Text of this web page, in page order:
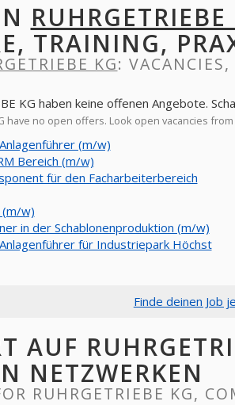
RUHRGETRIEBE
TRAINING,
KG:
KG haben keine offenen Angebote.
have no open offers. Look open vacancies
(m/w)
Bereich (m/w)
für den Facharbeiterbereich
(m/w)
in der Schablonenproduktion (m/w)
für Industriepark Höchst
Finde deinen Job
AUF
NETZWERKEN
RUHRGETRIEBE KG,